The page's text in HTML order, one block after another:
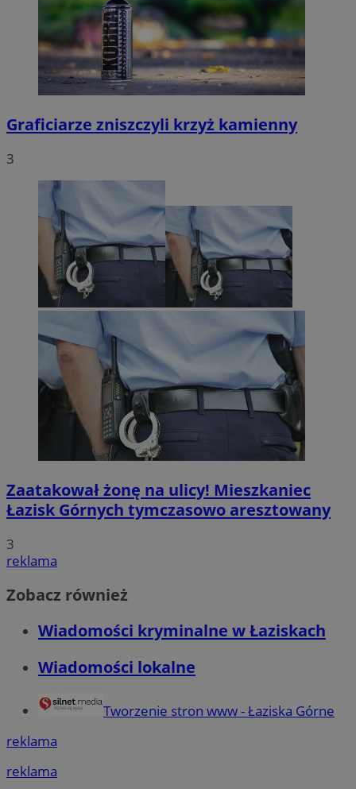
Graficiarze zniszczyli krzyż kamienny
3
Zaatakował żonę na ulicy! Mieszkaniec
Łazisk Górnych tymczasowo aresztowany
3
reklama
Zobacz również
Wiadomości kryminalne w Łaziskach
Wiadomości lokalne
Tworzenie stron www - Łaziska Górne
reklama
reklama